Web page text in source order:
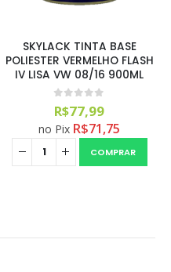
SKYLACK TINTA BASE
POLIESTER VERMELHO FLASH
IV LISA VW 08/16 900ML
R$77,99
no Pix R$71,75
COMPRAR